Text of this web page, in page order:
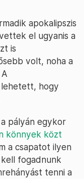
apokalipszis
el ugyanis a
is
volt, noha a
lehetett, hogy
pályán egykor
könnyek közt
a csapatot ilyen
fogadnunk
tenni a